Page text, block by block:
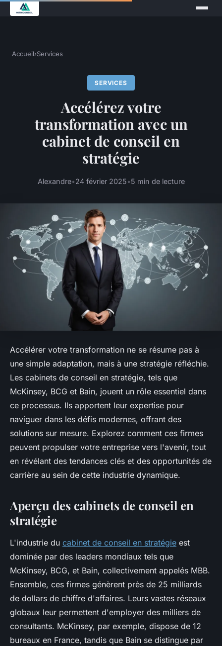
Accueil›Services
SERVICES
Accélérez votre
transformation avec un
cabinet de conseil en
stratégie
Alexandre•24 février 2025•5 min de lecture
Accélérer votre transformation ne se résume pas à
une simple adaptation, mais à une stratégie réfléchie.
Les cabinets de conseil en stratégie, tels que
McKinsey, BCG et Bain, jouent un rôle essentiel dans
ce processus. Ils apportent leur expertise pour
naviguer dans les défis modernes, offrant des
solutions sur mesure. Explorez comment ces firmes
peuvent propulser votre entreprise vers l'avenir, tout
en révélant des tendances clés et des opportunités de
carrière au sein de cette industrie dynamique.
Aperçu des cabinets de conseil en
stratégie
L'industrie du cabinet de conseil en stratégie est
dominée par des leaders mondiaux tels que
McKinsey, BCG, et Bain, collectivement appelés MBB.
Ensemble, ces firmes génèrent près de 25 milliards
de dollars de chiffre d'affaires. Leurs vastes réseaux
globaux leur permettent d'employer des milliers de
consultants. McKinsey, par exemple, dispose de 12
bureaux en France, tandis que Bain se distingue par